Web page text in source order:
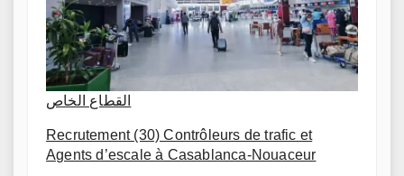
القطاع الخاص
Recrutement (30) Contrôleurs de trafic et
Agents d’escale à Casablanca-Nouaceur